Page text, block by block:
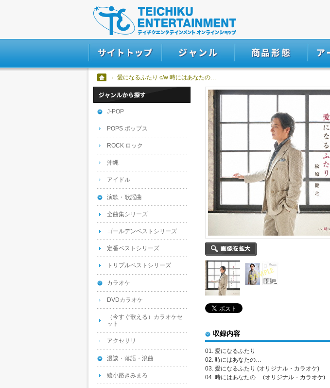
愛になるふたり c/w 時にはあなたの…
収録内容
01. 愛になるふたり
02. 時にはあなたの…
03. 愛になるふたり (オリジナル・カラオケ)
04. 時にはあなたの… (オリジナル・カラオケ)
J-POP
POPS ポップス
ROCK ロック
沖縄
アイドル
演歌・歌謡曲
全曲集シリーズ
ゴールデンベストシリーズ
定番ベストシリーズ
トリプルベストシリーズ
カラオケ
DVDカラオケ
（今すぐ歌える）カラオケセ
ット
アクセサリ
漫談・落語・浪曲
綾小路きみまろ